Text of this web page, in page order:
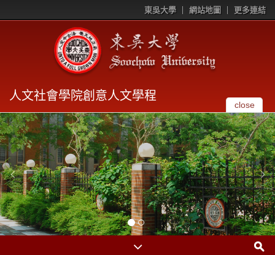
東吳大學 網站地圖 更多連結
人文社會學院創意人文學程
close